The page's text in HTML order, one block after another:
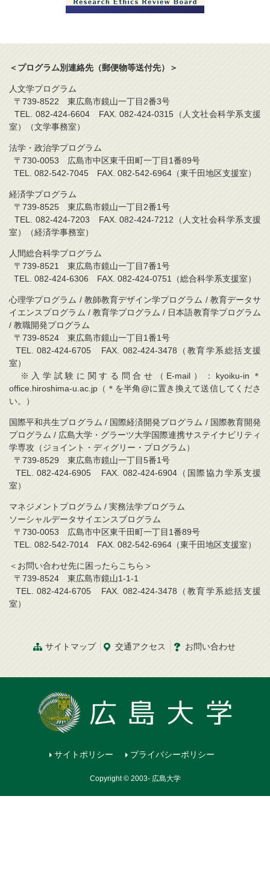
＜プログラム別連絡先（郵便物等送付先）＞
人文学プログラム
〒739-8522 東広島市鏡山一丁目2番3号
TEL. 082-424-6604 FAX. 082-424-0315（人文社会科学系支援
室）（文学事務室）
法学・政治学プログラム
〒730-0053 広島市中区東千田町一丁目1番89号
TEL. 082-542-7045 FAX. 082-542-6964（東千田地区支援室）
経済学プログラム
〒739-8525 東広島市鏡山一丁目2番1号
TEL. 082-424-7203 FAX. 082-424-7212（人文社会科学系支援
室）（経済学事務室）
人間総合科学プログラム
〒739-8521 東広島市鏡山一丁目7番1号
TEL. 082-424-6306 FAX. 082-424-0751（総合科学系支援室）
心理学プログラム / 教師教育デザイン学プログラム / 教育データサ
イエンスプログラム / 教育学プログラム / 日本語教育学プログラム
/ 教職開発プログラム
〒739-8524 東広島市鏡山一丁目1番1号
TEL. 082-424-6705 FAX. 082-424-3478（教育学系総括支援
室）
※入学試験に関する問合せ（E-mail）：kyoiku-in＊
office.hiroshima-u.ac.jp（＊を半角@に置き換えて送信してくださ
い。）
国際平和共生プログラム / 国際経済開発プログラム / 国際教育開発
プログラム / 広島大学・グラーツ大学国際連携サステイナビリティ
学専攻（ジョイント・ディグリー・プログラム）
〒739-8529 東広島市鏡山一丁目5番1号
TEL. 082-424-6905 FAX. 082-424-6904（国際協力学系支援
室）
マネジメントプログラム / 実務法学プログラム
ソーシャルデータサイエンスプログラム
〒730-0053 広島市中区東千田町一丁目1番89号
TEL. 082-542-7014 FAX. 082-542-6964（東千田地区支援室）
＜お問い合わせ先に困ったらこちら＞
〒739-8524 東広島市鏡山1-1-1
TEL. 082-424-6705 FAX. 082-424-3478（教育学系総括支援
室）
サイトマップ 交通アクセス お問い合わせ
サイトポリシー プライバシーポリシー
Copyright © 2003- 広島大学